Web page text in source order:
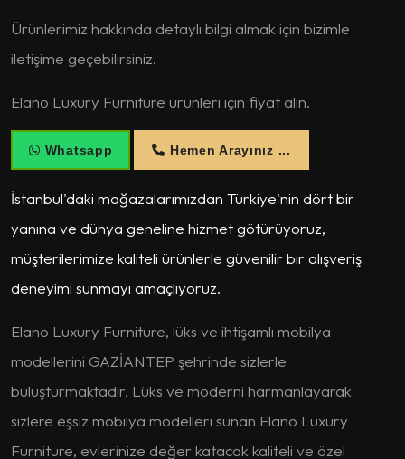
Ürünlerimiz hakkında detaylı bilgi almak için bizimle
iletişime geçebilirsiniz.
Elano Luxury Furniture ürünleri için fiyat alın.
Whatsapp Hemen Arayınız ...
İstanbul'daki mağazalarımızdan Türkiye'nin dört bir
yanına ve dünya geneline hizmet götürüyoruz,
müşterilerimize kaliteli ürünlerle güvenilir bir alışveriş
deneyimi sunmayı amaçlıyoruz.
Elano Luxury Furniture, lüks ve ihtişamlı mobilya
modellerini GAZİANTEP şehrinde sizlerle
buluşturmaktadır. Lüks ve moderni harmanlayarak
sizlere eşsiz mobilya modelleri sunan Elano Luxury
Furniture, evlerinize değer katacak kaliteli ve özel